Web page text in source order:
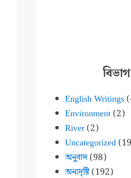
বিভাগ
English Writings
Environment(2)
River(2)
Uncategorized
অনুবাদ(98)
অন্যদৃষ্টি(192)